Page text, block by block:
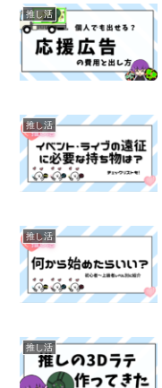
推し活
推し活
推し活
推し活